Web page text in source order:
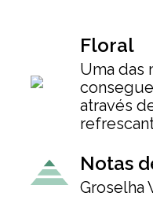
Floral
Uma das
através
Notas
Groselha